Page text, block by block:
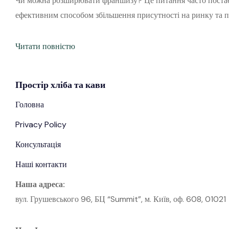
ефективним способом збільшення присутності на ринку та
Читати повністю
Простірхлібата кави
Головна
Privacy Policy
Консультація
Наші контакти
Наша адреса:
вул. Грушевського 96, БЦ “Summit”, м. Київ, оф. 608, 01021